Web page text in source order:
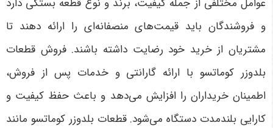
و فروشندگان باید قیمت‌های منصفانه‌ای را ارائه دهند تا
مشتریان از خرید خود رضایت داشته باشند. فروش قطعات
بلدوزر کوماتسو با ارائه گارانتی و خدمات پس از فروش،
اطمینان خریداران را افزایش می‌دهد و باعث حفظ کیفیت و
کارایی بلندمدت دستگاه می‌شود. قطعات بلدوزر کوماتسو مانند